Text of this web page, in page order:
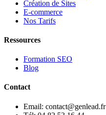
Création de Sites
E-commerce
Nos Tarifs
Ressources
Formation SEO
Blog
Contact
Email: contact@genlead.fr